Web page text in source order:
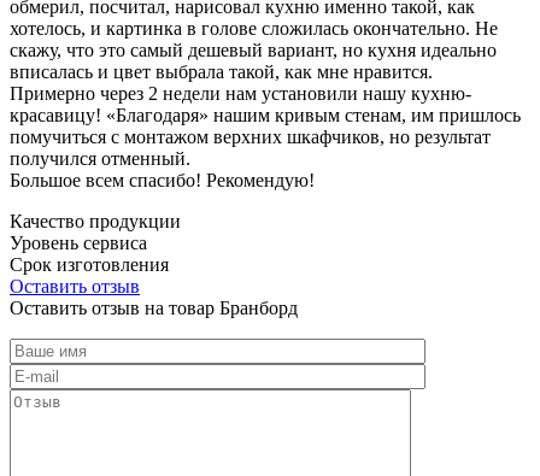
обмерил, посчитал, нарисовал кухню именно такой, как
хотелось, и картинка в голове сложилась окончательно. Не
скажу, что это самый дешевый вариант, но кухня идеально
вписалась и цвет выбрала такой, как мне нравится.
Примерно через 2 недели нам установили нашу кухню-
красавицу! «Благодаря» нашим кривым стенам, им пришлось
помучиться с монтажом верхних шкафчиков, но результат
получился отменный.
Большое всем спасибо! Рекомендую!
Качество продукции
Уровень сервиса
Срок изготовления
Оставить отзыв
Оставить отзыв на товар Бранборд